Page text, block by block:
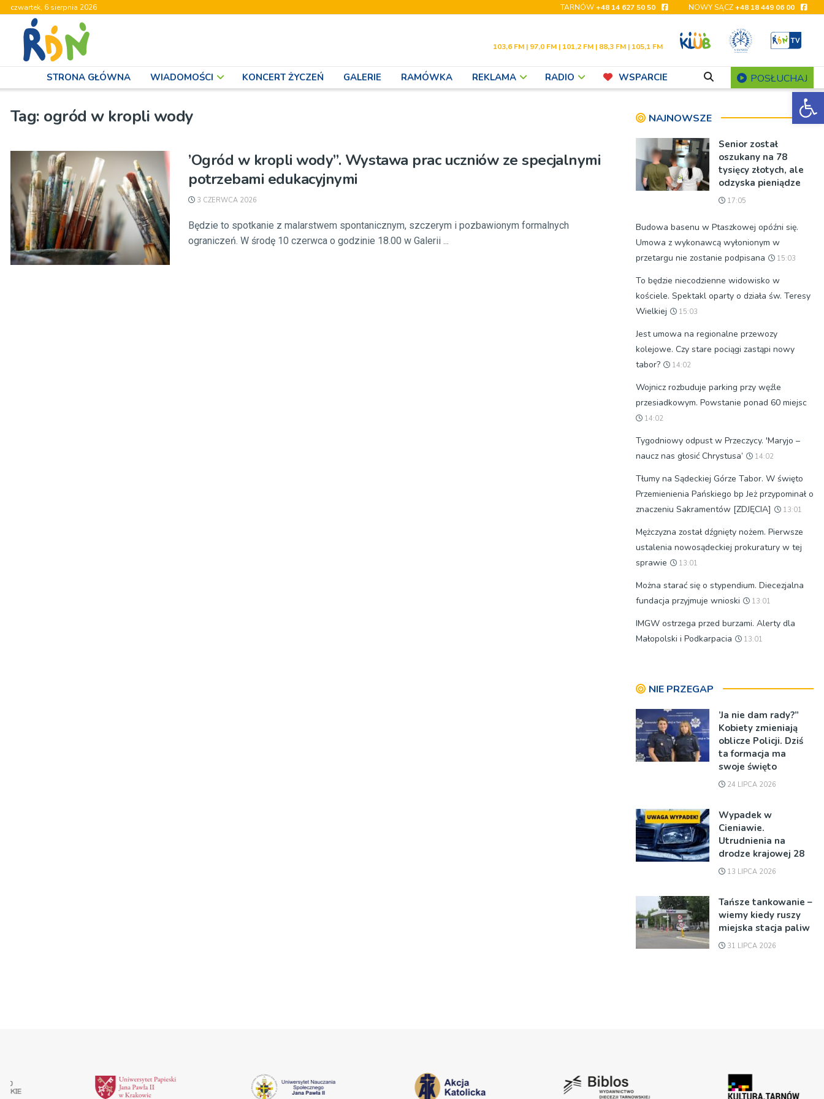
czwartek, 6 sierpnia 2026 TARNÓW+48 14 627 50 50 NOWY SĄCZ+48 18 449 06 00
103,6 FM | 97,0 FM | 101,2 FM | 88,3 FM | 105,1 FM
STRONA GŁÓWNA WIADOMOŚCI KONCERT ŻYCZEŃ GALERIE RAMÓWKA REKLAMA RADIO WSPARCIE POSŁUCHAJ
Tag: ogród w kropli wody
’Ogród w kropli wody”. Wystawa prac uczniów ze specjalnymi
potrzebami edukacyjnymi
3 CZERWCA 2026
Będzie to spotkanie z malarstwem spontanicznym, szczerym i pozbawionym formalnych
ograniczeń. W środę 10 czerwca o godzinie 18.00 w Galerii ...
NAJNOWSZE
Senior został
oszukany na 78
tysięcy złotych, ale
odzyska pieniądze
17:05
Budowa basenu w Ptaszkowej opóźni się.
Umowa z wykonawcą wyłonionym w
przetargu nie zostanie podpisana
15:03
To będzie niecodzienne widowisko w
kościele. Spektakl oparty o działa św. Teresy
Wielkiej
15:03
Jest umowa na regionalne przewozy
kolejowe. Czy stare pociągi zastąpi nowy
tabor?
14:02
Wojnicz rozbuduje parking przy węźle
przesiadkowym. Powstanie ponad 60 miejsc
14:02
Tygodniowy odpust w Przeczycy. 'Maryjo –
naucz nas głosić Chrystusa’
14:02
Tłumy na Sądeckiej Górze Tabor. W święto
Przemienienia Pańskiego bp Jeż przypominał o
znaczeniu Sakramentów [ZDJĘCIA]
13:01
Mężczyzna został dźgnięty nożem. Pierwsze
ustalenia nowosądeckiej prokuratury w tej
sprawie
13:01
Można starać się o stypendium. Diecezjalna
fundacja przyjmuje wnioski
13:01
IMGW ostrzega przed burzami. Alerty dla
Małopolski i Podkarpacia
13:01
NIE PRZEGAP
’Ja nie dam rady?”
Kobiety zmieniają
oblicze Policji. Dziś
ta formacja ma
swoje święto
24 LIPCA 2026
Wypadek w
Cieniawie.
Utrudnienia na
drodze krajowej 28
13 LIPCA 2026
Tańsze tankowanie –
wiemy kiedy ruszy
miejska stacja paliw
31 LIPCA 2026